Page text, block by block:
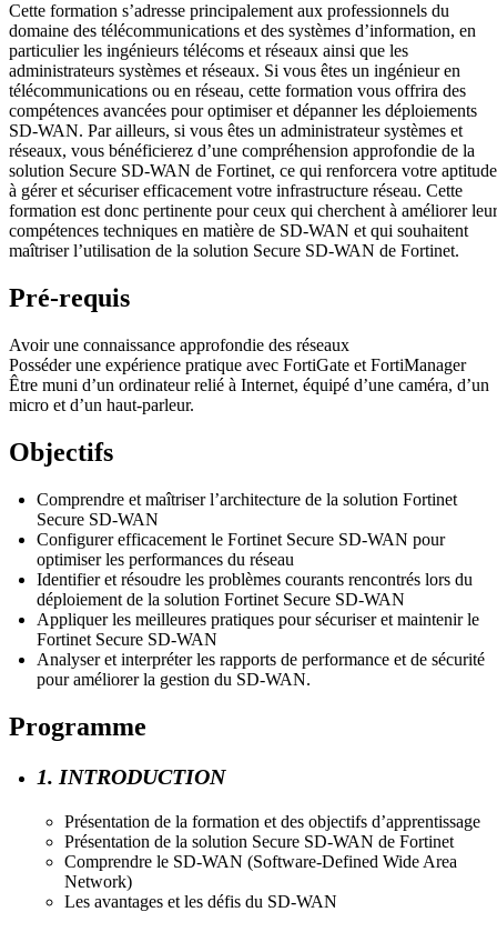
Cette formation s’adresse principalement aux professionnels du
domaine des télécommunications et des systèmes d’information, en
particulier les ingénieurs télécoms et réseaux ainsi que les
administrateurs systèmes et réseaux. Si vous êtes un ingénieur en
télécommunications ou en réseau, cette formation vous offrira des
compétences avancées pour optimiser et dépanner les déploiements
SD-WAN. Par ailleurs, si vous êtes un administrateur systèmes et
réseaux, vous bénéficierez d’une compréhension approfondie de la
solution Secure SD-WAN de Fortinet, ce qui renforcera votre aptitude
à gérer et sécuriser efficacement votre infrastructure réseau. Cette
formation est donc pertinente pour ceux qui cherchent à améliorer
compétences techniques en matière de SD-WAN et qui souhaitent
maîtriser l’utilisation de la solution Secure SD-WAN de Fortinet.
Pré-requis
Avoir une connaissance approfondie des réseaux
Posséder une expérience pratique avec FortiGate et FortiManager
Être muni d’un ordinateur relié à Internet, équipé d’une caméra, d’un
micro et d’un haut-parleur.
Objectifs
Comprendre et maîtriser l’architecture de la solution Fortinet
Secure SD-WAN
Configurer efficacement le Fortinet Secure SD-WAN pour
optimiser les performances du réseau
Identifier et résoudre les problèmes courants rencontrés lors du
déploiement de la solution Fortinet Secure SD-WAN
Appliquer les meilleures pratiques pour sécuriser et maintenir le
Fortinet Secure SD-WAN
Analyser et interpréter les rapports de performance et de sécurité
pour améliorer la gestion du SD-WAN.
Programme
1. INTRODUCTION
Présentation de la formation et des objectifs d’apprentissage
Présentation de la solution Secure SD-WAN de Fortinet
Comprendre le SD-WAN (Software-Defined Wide Area
Network)
Les avantages et les défis du SD-WAN